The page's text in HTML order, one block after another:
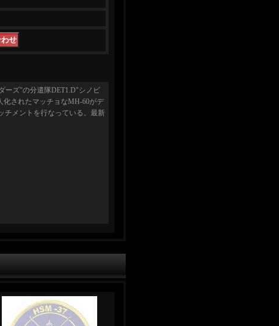
ーズ"の分遣隊DET1.D"シノビ
化されたマッチョなMH-60がデ
チメントを行なっている。最新